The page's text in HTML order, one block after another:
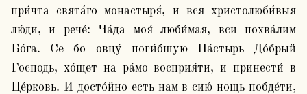
при́чта свята́го монастыря́, и вся христолюби́выя
лю́ди, и рече́: Ча́да моя́ люби́мая, вси похва́лим
Бо́га. Се бо овцу́ поги́бшую Па́стырь До́брый
Господь, хо́щет на ра́мо восприя́ти, и принести́ в
Це́рковь. И досто́йно есть нам в сию́ нощь побде́ти,